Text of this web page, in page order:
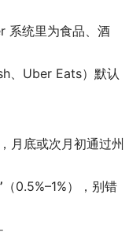
系统里为食品、酒
、Uber Eats）默认
月底或次月初通过州
（0.5%–1%），别错